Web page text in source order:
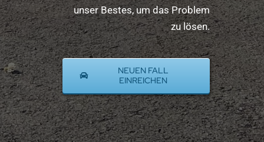
unser Bestes, um das Problem
zu lösen.
NEUEN FALL
EINREICHEN